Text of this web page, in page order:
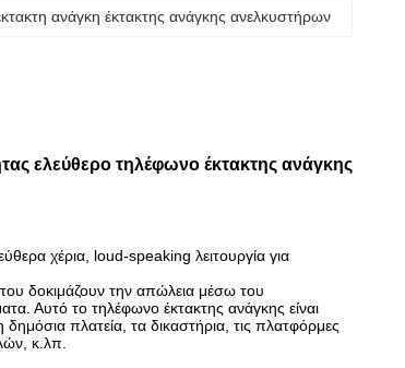
ανάγκη έκτακτης ανάγκης ανελκυστήρων
ελεύθερο τηλέφωνο έκτακτης ανάγκης
χέρια, loud-speaking λειτουργία για
δοκιμάζουν την απώλεια μέσω του
Αυτό το τηλέφωνο έκτακτης ανάγκης είναι
δημόσια πλατεία, τα δικαστήρια, τις πλατφόρμες
κ.λπ.